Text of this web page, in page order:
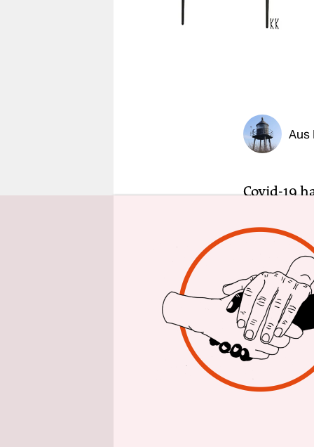
fragen & hilfe
Aus
Covid-19
mit
Zeit an
Ende der
tätigen
Sprache
man
ist wohl
Vor
und so